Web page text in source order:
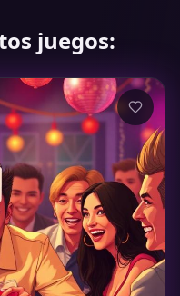
juegos: